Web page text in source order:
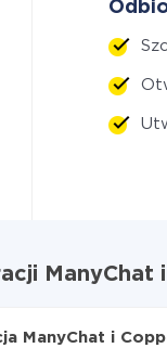
ManyChat
ManyChat i